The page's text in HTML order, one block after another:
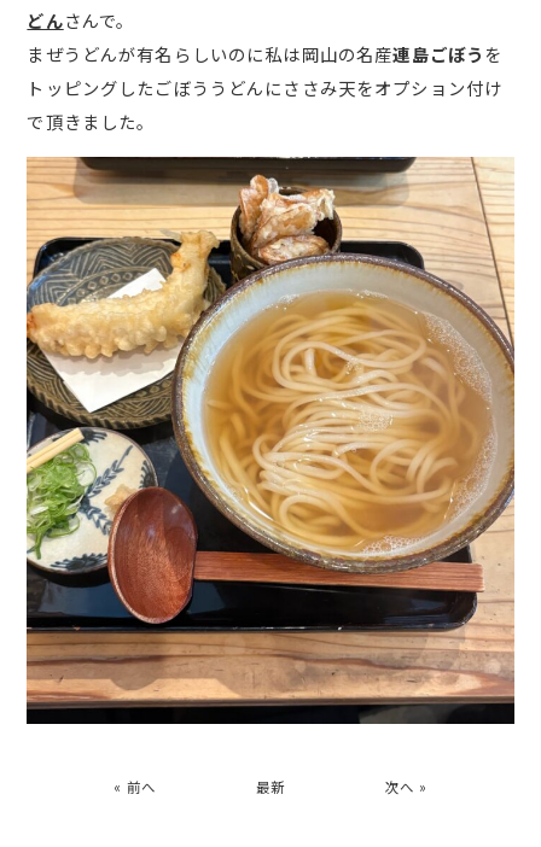
どんさんで。
まぜうどんが有名らしいのに私は岡山の名産連島ごぼう を
トッピングしたごぼううどんにささみ天をオプション付け
で頂きました。
« 前へ 最新 次へ »